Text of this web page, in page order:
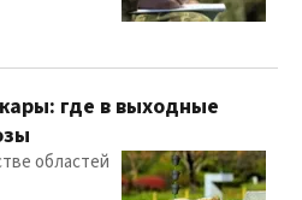
где в выходные
областей